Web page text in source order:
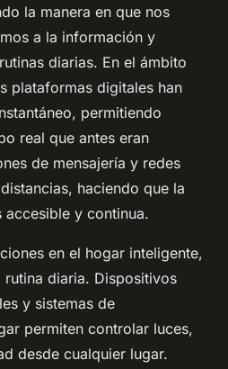
la manera en que nos
a la información y
diarias. En el ámbito
plataformas digitales han
permitiendo
real que antes eran
de mensajería y redes
haciendo que la
accesible y continua.
en el hogar inteligente,
diaria. Dispositivos
y sistemas de
permiten controlar luces,
desde cualquier lugar.